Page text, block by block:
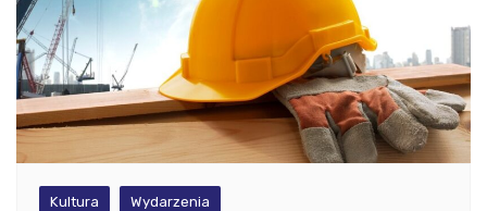
Kultura Wydarzenia